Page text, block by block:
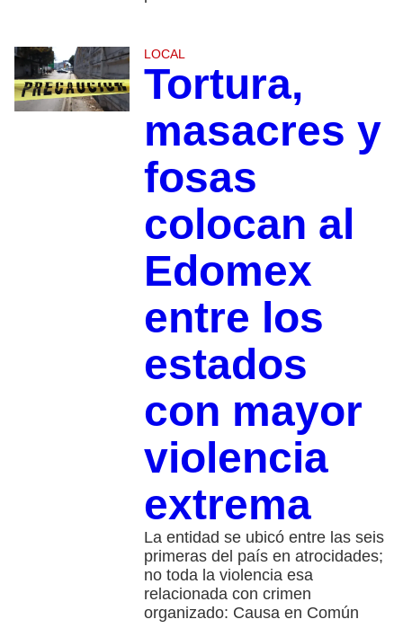
LOCAL
Tortura,
masacres y
fosas
colocan al
Edomex
entre los
estados
con mayor
violencia
extrema
La entidad se ubicó entre las seis
primeras del país en atrocidades;
no toda la violencia esa
relacionada con crimen
organizado: Causa en Común